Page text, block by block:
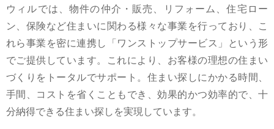
ウィルでは、物件の仲介・販売、リフォーム、住宅ロー
ン、保険など住まいに関わる様々な事業を行っており、こ
れら事業を密に連携し「ワンストップサービス」という形
でご提供しています。これにより、お客様の理想の住まい
づくりをトータルでサポート。住まい探しにかかる時間、
手間、コストを省くこともでき、効果的かつ効率的で、十
分納得できる住まい探しを実現しています。